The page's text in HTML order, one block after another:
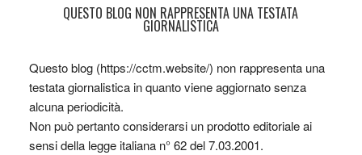
QUESTO BLOG NON RAPPRESENTA UNA TESTATA
GIORNALISTICA
Questo blog (https://cctm.website/) non rappresenta una
testata giornalistica in quanto viene aggiornato senza
alcuna periodicità.
Non può pertanto considerarsi un prodotto editoriale ai
sensi della legge italiana n° 62 del 7.03.2001.